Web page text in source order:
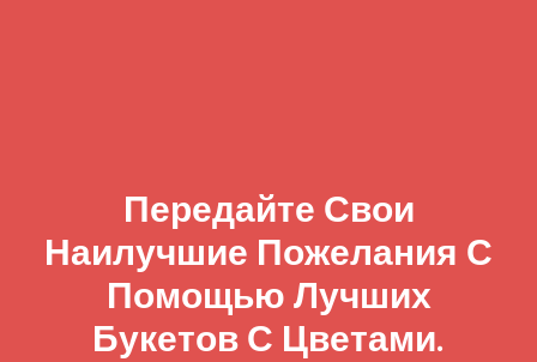
Передайте Свои
Наилучшие Пожелания С
Помощью Лучших
Букетов С Цветами.